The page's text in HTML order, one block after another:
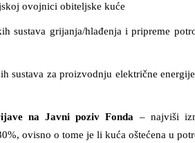
ovojnici obiteljske kuće
sustava grijanja/hlađenja i pripreme
sustava za proizvodnju električne
na Javni poziv Fonda – najviši
ovisno o tome je li kuća oštećena u